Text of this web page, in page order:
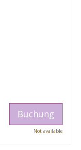
Buchung
Not available